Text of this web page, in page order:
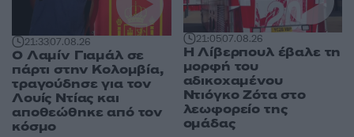
21:3307.08.26
Ο Λαμίν Γιαμάλ σε
πάρτι στην Κολομβία,
τραγούδησε για τον
Λουίς Ντίας και
αποθεώθηκε από τον
κόσμο
21:0507.08.26
Η Λίβερπουλ έβαλε τη
μορφή του
αδικοχαμένου
Ντιόγκο Ζότα στο
λεωφορείο της
ομάδας